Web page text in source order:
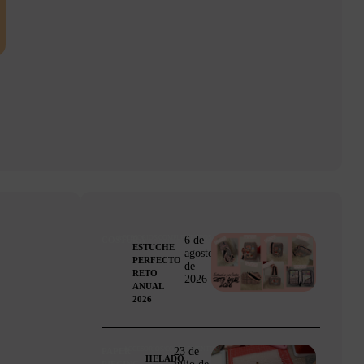
ACCESORIOS/COMPLEMENTOS
ESTUCHE
PERFECTO
RETO
ANUAL
2026
6 de
agosto
de
2026
ACCESORIOS/COMPLEMENTOS
HELADO
23 de